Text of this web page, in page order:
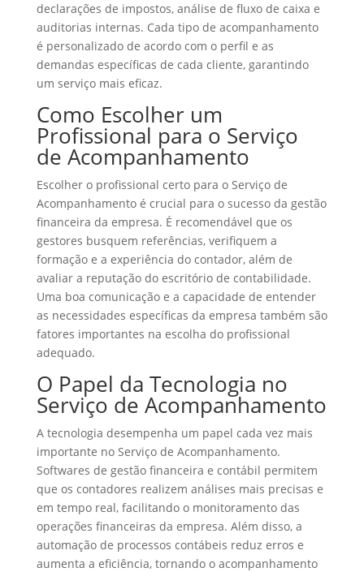
declarações de impostos, análise de fluxo de caixa e
auditorias internas. Cada tipo de acompanhamento
é personalizado de acordo com o perfil e as
demandas específicas de cada cliente, garantindo
um serviço mais eficaz.
Como Escolher um
Profissional para o Serviço
de Acompanhamento
Escolher o profissional certo para o Serviço de
Acompanhamento é crucial para o sucesso da gestão
financeira da empresa. É recomendável que os
gestores busquem referências, verifiquem a
formação e a experiência do contador, além de
avaliar a reputação do escritório de contabilidade.
Uma boa comunicação e a capacidade de entender
as necessidades específicas da empresa também são
fatores importantes na escolha do profissional
adequado.
O Papel da Tecnologia no
Serviço de Acompanhamento
A tecnologia desempenha um papel cada vez mais
importante no Serviço de Acompanhamento.
Softwares de gestão financeira e contábil permitem
que os contadores realizem análises mais precisas e
em tempo real, facilitando o monitoramento das
operações financeiras da empresa. Além disso, a
automação de processos contábeis reduz erros e
aumenta a eficiência, tornando o acompanhamento